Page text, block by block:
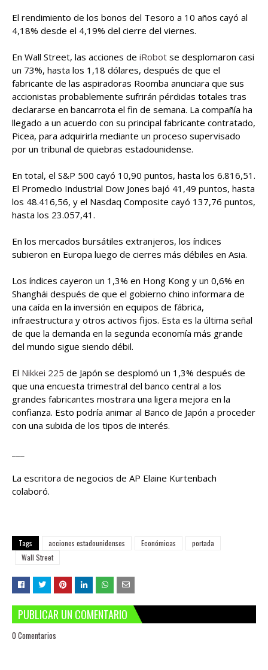
El rendimiento de los bonos del Tesoro a 10 años cayó al
4,18% desde el 4,19% del cierre del viernes.
En Wall Street, las acciones de iRobot se desplomaron casi
un 73%, hasta los 1,18 dólares, después de que el
fabricante de las aspiradoras Roomba anunciara que sus
accionistas probablemente sufrirán pérdidas totales tras
declararse en bancarrota el fin de semana. La compañía ha
llegado a un acuerdo con su principal fabricante contratado,
Picea, para adquirirla mediante un proceso supervisado
por un tribunal de quiebras estadounidense.
En total, el S&P 500 cayó 10,90 puntos, hasta los 6.816,51.
El Promedio Industrial Dow Jones bajó 41,49 puntos, hasta
los 48.416,56, y el Nasdaq Composite cayó 137,76 puntos,
hasta los 23.057,41.
En los mercados bursátiles extranjeros, los índices
subieron en Europa luego de cierres más débiles en Asia.
Los índices cayeron un 1,3% en Hong Kong y un 0,6% en
Shanghái después de que el gobierno chino informara de
una caída en la inversión en equipos de fábrica,
infraestructura y otros activos fijos. Esta es la última señal
de que la demanda en la segunda economía más grande
del mundo sigue siendo débil.
El Nikkei 225 de Japón se desplomó un 1,3% después de
que una encuesta trimestral del banco central a los
grandes fabricantes mostrara una ligera mejora en la
confianza. Esto podría animar al Banco de Japón a proceder
con una subida de los tipos de interés.
La escritora de negocios de AP Elaine Kurtenbach
colaboró.
Tags acciones estadounidenses Económicas
portada
Wall Street
PUBLICAR UN COMENTARIO
0 Comentarios